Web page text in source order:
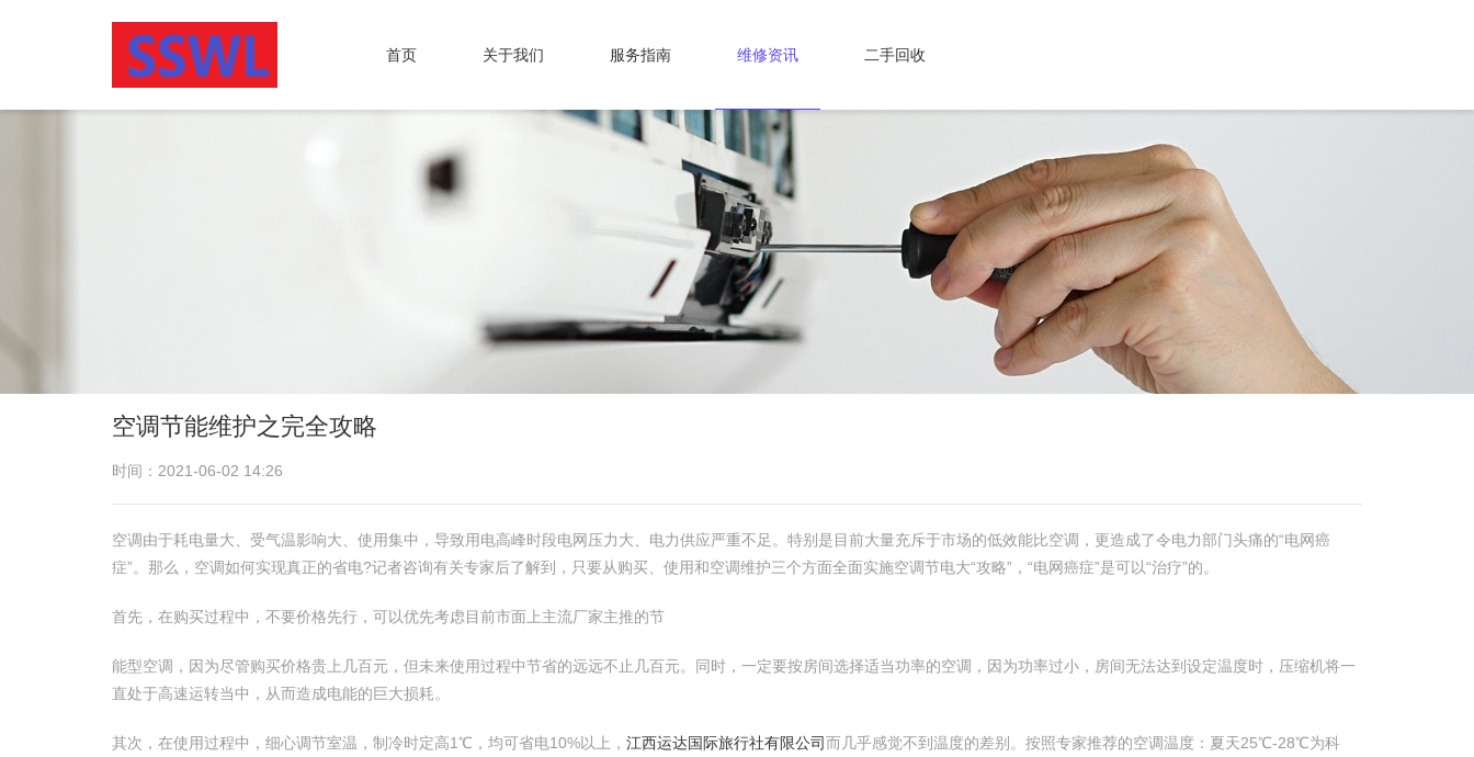
首页 关于我们 服务指南 维修资讯 二手回收
空调节能维护之完全攻略
时间：2021-06-02 14:26
空调由于耗电量大、受气温影响大、使用集中，导致用电高峰时段电网压力大、电力供应严重不足。特别是目前大量充斥于市场的低效能比空调，更造成了令电力部门头痛的“电网癌
症”。那么，空调如何实现真正的省电?记者咨询有关专家后了解到，只要从购买、使用和空调维护三个方面全面实施空调节电大“攻略”，“电网癌症”是可以“治疗”的。
首先，在购买过程中，不要价格先行，可以优先考虑目前市面上主流厂家主推的节
能型空调，因为尽管购买价格贵上几百元，但未来使用过程中节省的远远不止几百元。同时，一定要按房间选择适当功率的空调，因为功率过小，房间无法达到设定温度时，压缩机将一
直处于高速运转当中，从而造成电能的巨大损耗。
其次，在使用过程中，细心调节室温，制冷时定高1℃，均可省电10%以上， 江西运达国际旅行社有限公司而几乎感觉不到温度的差别。按照专家推荐的空调温度：夏天25℃-28℃为科